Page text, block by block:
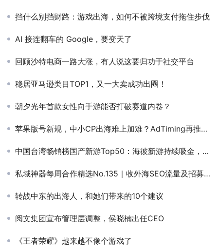
挡什么别挡财路：游戏出海，如何不被跨境支付拖住步伐
AI 接连翻车的 Google，要变天了
回顾沙特电商一路大涨，有人说这要归功于社交平台
稳居亚马逊类目TOP1，又一大卖成功出圈！
朝夕光年首款女性向手游能否打破赛道内卷？
苹果版号新规，中小CP出海难上加难？AdTiming再推优质出海扶持项目
中国台湾畅销榜国产新游Top50：海彼新游持续吸金，上线两月全球净收4.57亿
私域神器每周合作精选No.135｜收外海SEO流量及招募岗位；塔防类游戏寻联运发行；电商产品找FB户；女青年社交游戏寻找海外CPS
转战中东的出海人，和她们带来的10个建议
阅文集团宣布管理层调整，侯晓楠出任CEO
《王者荣耀》越来越不像个游戏了